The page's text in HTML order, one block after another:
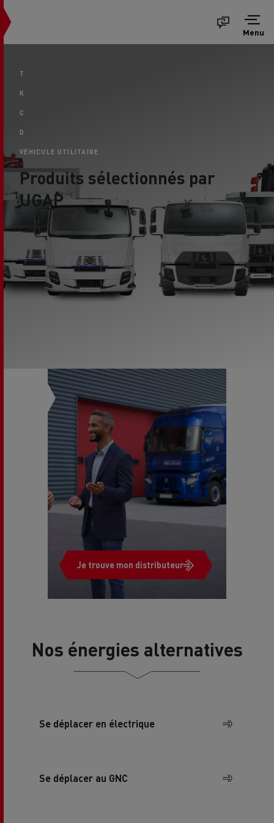
Menu
T
K
C
D
VÉHICULE UTILITAIRE
Produits sélectionnés par
UGAP
Je trouve mon distributeur
Nos énergies alternatives
Se déplacer en électrique
Se déplacer au GNC